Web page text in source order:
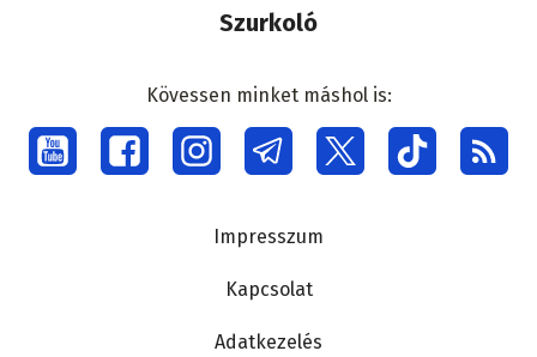
Szurkoló
Social
menu
Kövessen minket máshol is:
Impresszum
Kapcsolat
Adatkezelés